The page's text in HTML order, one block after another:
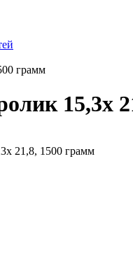
грамм
15,3х